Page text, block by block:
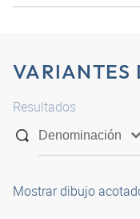
VARIANTES
Resultados
Mostrar dibujo